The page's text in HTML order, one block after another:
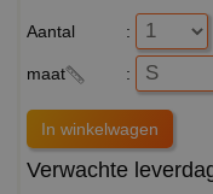
Aantal :
maat :
Verwachte